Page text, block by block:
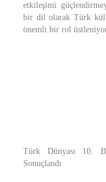
etkileşimi
bir dil olarak Türk
önemli bir rol
Türk Dünyası 10.
Sonuçlandı